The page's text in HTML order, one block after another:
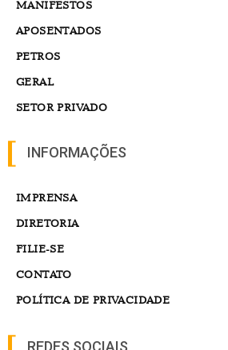
MANIFESTOS
APOSENTADOS
PETROS
GERAL
SETOR PRIVADO
INFORMAÇÕES
IMPRENSA
DIRETORIA
FILIE-SE
CONTATO
POLÍTICA DE PRIVACIDADE